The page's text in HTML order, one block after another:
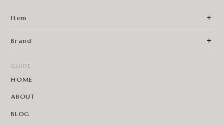
Item
Brand
GUIDE
HOME
ABOUT
BLOG